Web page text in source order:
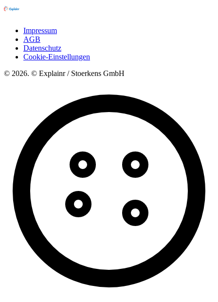
Impressum
AGB
Datenschutz
Cookie-Einstellungen
© 2026. © Explainr / Stoerkens GmbH